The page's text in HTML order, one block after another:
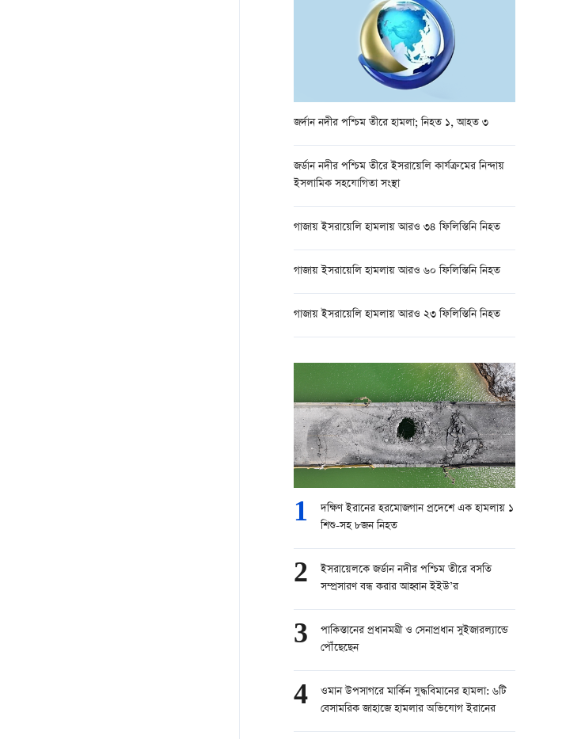
জর্দান নদীর পশ্চিম তীরে হামলা; নিহত ১, আহত ৩
জর্ডান নদীর পশ্চিম তীরে ইসরায়েলি কার্যক্রমের নিন্দায়
ইসলামিক সহযোগিতা সংস্থা
গাজায় ইসরায়েলি হামলায় আরও ৩৪ ফিলিস্তিনি নিহত
গাজায় ইসরায়েলি হামলায় আরও ৬০ ফিলিস্তিনি নিহত
গাজায় ইসরায়েলি হামলায় আরও ২৩ ফিলিস্তিনি নিহত
1
দক্ষিণ ইরানের হরমোজগান প্রদেশে এক হামলায় ১
শিশু-সহ ৮জন নিহত
2
ইসরায়েলকে জর্ডান নদীর পশ্চিম তীরে বসতি
সম্প্রসারণ বন্ধ করার আহ্বান ইইউ’র
3
পাকিস্তানের প্রধানমন্ত্রী ও সেনাপ্রধান সুইজারল্যান্ডে
পৌঁছেছেন
4
ওমান উপসাগরে মার্কিন যুদ্ধবিমানের হামলা: ৬টি
বেসামরিক জাহাজে হামলার অভিযোগ ইরানের